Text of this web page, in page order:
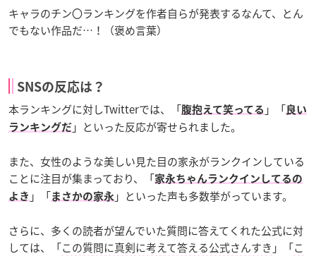
キャラのチン〇ランキングを作者自らが発表するなんて、とん
でもない作品だ…！（褒め言葉）
SNSの反応は？
本ランキングに対しTwitterでは、「腹抱えて笑ってる 」「良い
ランキングだ 」といった反応が寄せられました。
また、女性のような美しい見た目の家永がランクインしている
ことに注目が集まっており、「家永ちゃんランクインしてるの
よき 」「まさかの家永 」といった声も多数挙がっています。
さらに、多くの読者が望んでいた質問に答えてくれた公式に対
しては、「この質問に真剣に考えて答える公式さんすき 」「こ